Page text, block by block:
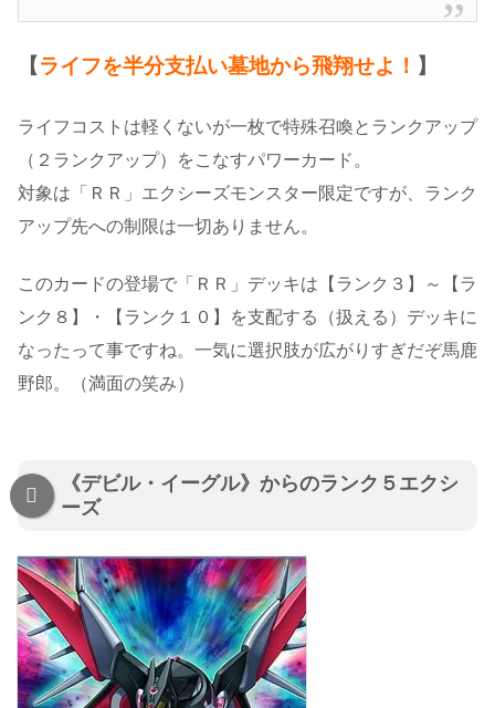
【ライフを半分支払い墓地から飛翔せよ！ 】
ライフコストは軽くないが一枚で特殊召喚とランクアップ
（２ランクアップ）をこなすパワーカード。
対象は「ＲＲ」エクシーズモンスター限定ですが、ランク
アップ先への制限は一切ありません。
このカードの登場で「ＲＲ」デッキは【ランク３】～【ラ
ンク８】・【ランク１０】を支配する（扱える）デッキに
なったって事ですね。一気に選択肢が広がりすぎだぞ馬鹿
野郎。（満面の笑み）
《デビル・イーグル》からのランク５エクシ
ーズ